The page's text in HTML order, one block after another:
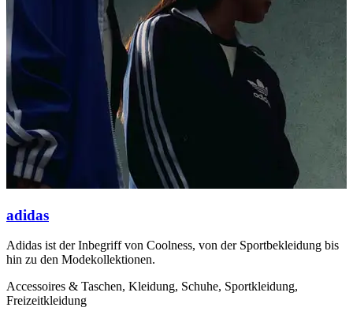
adidas
Adidas ist der Inbegriff von Coolness, von der Sportbekleidung bis
hin zu den Modekollektionen.
Accessoires & Taschen, Kleidung, Schuhe, Sportkleidung,
Freizeitkleidung